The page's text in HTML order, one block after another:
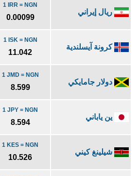
ريال إيراني
1 IRR = NGN
0.00099
كرونة آيسلندية
1 ISK = NGN
11.042
دولار جامايكي
1 JMD = NGN
8.599
ين ياباني
1 JPY = NGN
8.594
شيلينغ كيني
1 KES = NGN
10.526